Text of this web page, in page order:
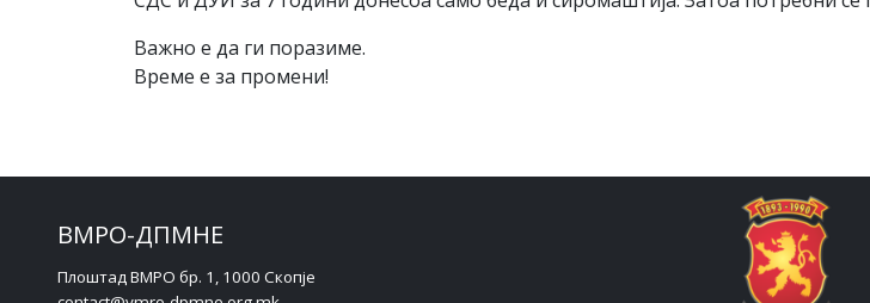
Важно е да ги поразиме.
Време е за промени!
ВМРО-ДПМНЕ
Плоштад ВМРО бр. 1, 1000 Скопје